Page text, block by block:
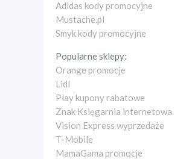
Adidas kody promocyjne
Mustache.pl
Smyk kody promocyjne
Popularne sklepy:
Orange promocje
Lidl
Play kupony rabatowe
Znak Księgarnia internetowa
Vision Express wyprzedaże
T-Mobile
MamaGama promocje